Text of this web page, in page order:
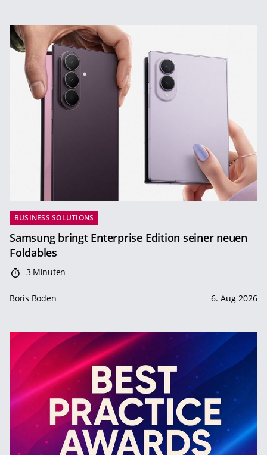
BUSINESS SOLUTIONS
Samsung bringt Enterprise Edition seiner neuen
Foldables
3 Minuten
Boris Boden 6. Aug 2026